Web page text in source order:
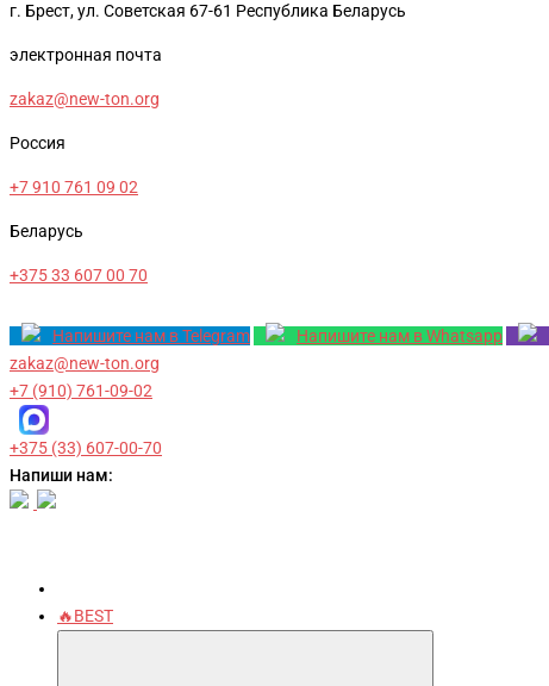
г. Брест, ул. Советская 67-61 Республика Беларусь
электронная почта
zakaz@new-ton.org
Россия
+7 910 761 09 02
Беларусь
+375 33 607 00 70
Напишите нам в Telegram Напишите нам в Whatsapp
zakaz@new-ton.org
+7 (910) 761-09-02
+375 (33) 607-00-70
Напиши нам:
🔥BEST